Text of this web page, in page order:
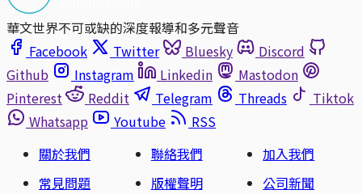
華文世界不可或缺的深度報導和多元聲音
Facebook
Twitter Bluesky
Discord
Github
Instagram Linkedin
Mastodon
Pinterest
Reddit Telegram Threads
Tiktok
Whatsapp
Youtube
RSS
關於我們
聯絡我們
加入我們
常見問題
版權聲明
公司新聞